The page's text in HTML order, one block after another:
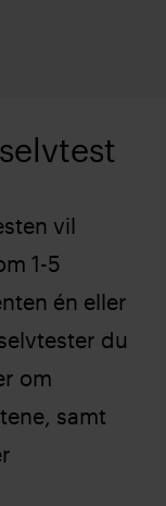
vil
1-5
én eller
du
om
samt